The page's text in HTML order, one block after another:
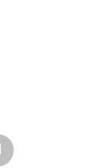
Další
produkt